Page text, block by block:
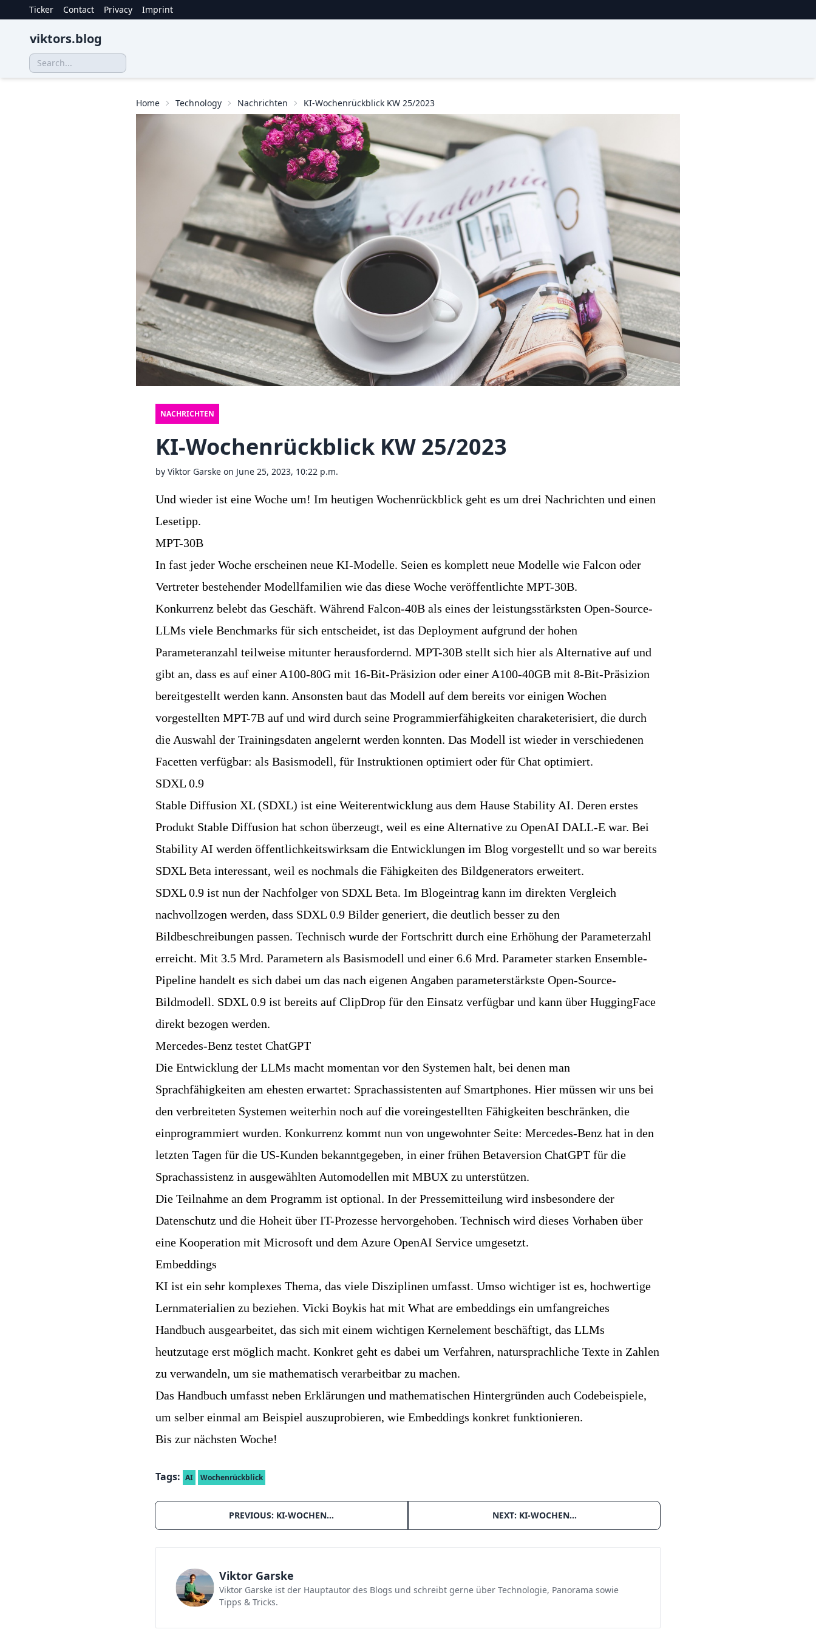
Ticker Contact Privacy Imprint
viktors.blog
Home Technology Nachrichten KI-Wochenrückblick KW 25/2023
NACHRICHTEN
KI-Wochenrückblick KW 25/2023
by Viktor Garske on June 25, 2023, 10:22 p.m.
Und wieder ist eine Woche um! Im heutigen Wochenrückblick geht es um drei Nachrichten und einen
Lesetipp.
MPT-30B
In fast jeder Woche erscheinen neue KI-Modelle. Seien es komplett neue Modelle wie Falcon oder
Vertreter bestehender Modellfamilien wie das diese Woche veröffentlichte MPT-30B.
Konkurrenz belebt das Geschäft. Während Falcon-40B als eines der leistungsstärksten Open-Source-
LLMs viele Benchmarks für sich entscheidet, ist das Deployment aufgrund der hohen
Parameteranzahl teilweise mitunter herausfordernd. MPT-30B stellt sich hier als Alternative auf und
gibt an, dass es auf einer A100-80G mit 16-Bit-Präsizion oder einer A100-40GB mit 8-Bit-Präsizion
bereitgestellt werden kann. Ansonsten baut das Modell auf dem bereits vor einigen Wochen
vorgestellten MPT-7B auf und wird durch seine Programmierfähigkeiten charaketerisiert, die durch
die Auswahl der Trainingsdaten angelernt werden konnten. Das Modell ist wieder in verschiedenen
Facetten verfügbar: als Basismodell, für Instruktionen optimiert oder für Chat optimiert.
SDXL 0.9
Stable Diffusion XL (SDXL) ist eine Weiterentwicklung aus dem Hause Stability AI. Deren erstes
Produkt Stable Diffusion hat schon überzeugt, weil es eine Alternative zu OpenAI DALL-E war. Bei
Stability AI werden öffentlichkeitswirksam die Entwicklungen im Blog vorgestellt und so war bereits
SDXL Beta interessant, weil es nochmals die Fähigkeiten des Bildgenerators erweitert.
SDXL 0.9 ist nun der Nachfolger von SDXL Beta. Im Blogeintrag kann im direkten Vergleich
nachvollzogen werden, dass SDXL 0.9 Bilder generiert, die deutlich besser zu den
Bildbeschreibungen passen. Technisch wurde der Fortschritt durch eine Erhöhung der Parameterzahl
erreicht. Mit 3.5 Mrd. Parametern als Basismodell und einer 6.6 Mrd. Parameter starken Ensemble-
Pipeline handelt es sich dabei um das nach eigenen Angaben parameterstärkste Open-Source-
Bildmodell. SDXL 0.9 ist bereits auf ClipDrop für den Einsatz verfügbar und kann über HuggingFace
direkt bezogen werden.
Mercedes-Benz testet ChatGPT
Die Entwicklung der LLMs macht momentan vor den Systemen halt, bei denen man
Sprachfähigkeiten am ehesten erwartet: Sprachassistenten auf Smartphones. Hier müssen wir uns bei
den verbreiteten Systemen weiterhin noch auf die voreingestellten Fähigkeiten beschränken, die
einprogrammiert wurden. Konkurrenz kommt nun von ungewohnter Seite: Mercedes-Benz hat in den
letzten Tagen für die US-Kunden bekanntgegeben, in einer frühen Betaversion ChatGPT für die
Sprachassistenz in ausgewählten Automodellen mit MBUX zu unterstützen.
Die Teilnahme an dem Programm ist optional. In der Pressemitteilung wird insbesondere der
Datenschutz und die Hoheit über IT-Prozesse hervorgehoben. Technisch wird dieses Vorhaben über
eine Kooperation mit Microsoft und dem Azure OpenAI Service umgesetzt.
Embeddings
KI ist ein sehr komplexes Thema, das viele Disziplinen umfasst. Umso wichtiger ist es, hochwertige
Lernmaterialien zu beziehen. Vicki Boykis hat mit What are embeddings ein umfangreiches
Handbuch ausgearbeitet, das sich mit einem wichtigen Kernelement beschäftigt, das LLMs
heutzutage erst möglich macht. Konkret geht es dabei um Verfahren, natursprachliche Texte in Zahlen
zu verwandeln, um sie mathematisch verarbeitbar zu machen.
Das Handbuch umfasst neben Erklärungen und mathematischen Hintergründen auch Codebeispiele,
um selber einmal am Beispiel auszuprobieren, wie Embeddings konkret funktionieren.
Bis zur nächsten Woche!
Tags: AI Wochenrückblick
PREVIOUS: KI-WOCHEN… NEXT: KI-WOCHEN…
Viktor Garske
Viktor Garske ist der Hauptautor des Blogs und schreibt gerne über Technologie, Panorama sowie
Tipps & Tricks.